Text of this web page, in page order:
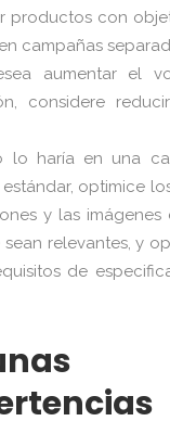
productos con
campañas
aumentar el
considere
lo haría en una
optimice
y las imágenes
relevantes, y
de